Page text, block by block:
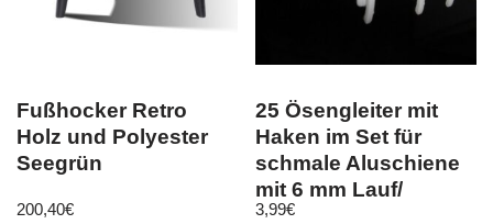
Fußhocker Retro
Holz und Polyester
Seegrün
200,40€
25 Ösengleiter mit
Haken im Set für
schmale Aluschiene
mit 6 mm Lauf/
Durchlaß
3,99€